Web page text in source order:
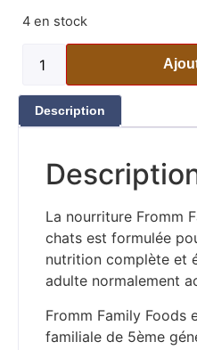
4 en stock
Description
La nourriture Fromm
chats est formulée
nutrition complète et
adulte normalement
Fromm Family Foods
familiale de 5ème